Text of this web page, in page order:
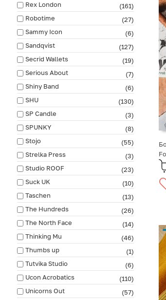
Rex London
(161)
Robotime
(27)
Sammy Icon
(6)
Sandqvist
(127)
Secrid Wallets
(19)
Serious About
(7)
Shiny Band
(6)
SHU
(130)
SP Candle
(3)
SPUNKY
(8)
Stojo
(55)
Strelka Press
(3)
Studio ROOF
(23)
Suck UK
(10)
Taschen
(13)
The Hundreds
(26)
The North Face
(14)
Thinking Mu
(46)
Thumbs up
(1)
Tutvika Studio
(6)
Ucon Acrobatics
(110)
Unicorns Out
(57)